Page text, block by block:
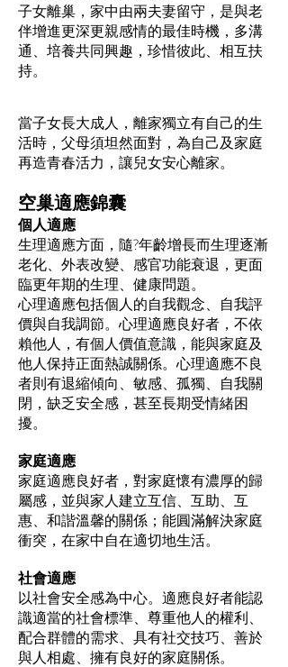
子女離巢，家中由兩夫妻留守，是與老
伴增進更深更親感情的最佳時機，多溝
通、培養共同興趣，珍惜彼此、相互扶
持。
當子女長大成人，離家獨立有自己的生
活時，父母須坦然面對，為自己及家庭
再造青春活力，讓兒女安心離家。
空巢適應錦囊
個人適應
生理適應方面，隨?年齡增長而生理逐漸
老化、外表改變、感官功能衰退，更面
臨更年期的生理、健康問題。
心理適應包括個人的自我觀念、自我評
價與自我調節。心理適應良好者，不依
賴他人，有個人價值意識，能與家庭及
他人保持正面熱誠關係。心理適應不良
者則有退縮傾向、敏感、孤獨、自我關
閉，缺乏安全感，甚至長期受情緒困
擾。
家庭適應
家庭適應良好者，對家庭懷有濃厚的歸
屬感，並與家人建立互信、互助、互
惠、和諧溫馨的關係；能圓滿解決家庭
衝突，在家中自在適切地生活。
社會適應
以社會安全感為中心。適應良好者能認
識適當的社會標準、尊重他人的權利、
配合群體的需求、具有社交技巧、善於
與人相處、擁有良好的家庭關係。